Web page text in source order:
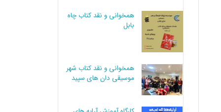
همخوانی و نقد کتاب چاه
بابل
همخوانی و نقد کتاب شهر
موسیقی دان های سپید